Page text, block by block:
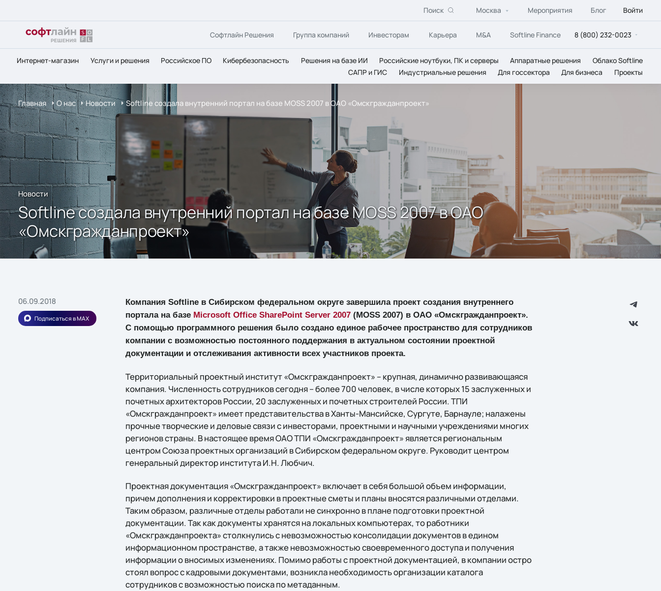
Поиск Москва Мероприятия Блог Войти
Софтлайн Решения Группа компаний Инвесторам Карьера M&A Softline Finance 8 (800) 232-0023
Интернет-магазин Услуги и решения Российское ПО Кибербезопасность Решения на базе ИИ Российские ноутбуки, ПК и серверы Аппаратные решения
Облако Softline
САПР и ГИС
Индустриальные решения Для госсектора Для бизнеса Проекты
Главная О нас Новости Softline создала внутренний портал на базе MOSS 2007 в ОАО «Омскгражданпроект»
Новости
Softline создала внутренний портал на базе MOSS 2007 в ОАО
«Омскгражданпроект»
06.09.2018
Подписаться в MAX
Компания Softline в Сибирском федеральном округе завершила проект создания внутреннего
портала на базе Microsoft Office SharePoint Server 2007(MOSS 2007) в ОАО «Омскгражданпроект».
С помощью программного решения было создано единое рабочее пространство для сотрудников
компании с возможностью постоянного поддержания в актуальном состоянии проектной
документации и отслеживания активности всех участников проекта.
Территориальный проектный институт «Омскгражданпроект» – крупная, динамично развивающаяся
компания. Численность сотрудников сегодня – более 700 человек, в числе которых 15 заслуженных и
почетных архитекторов России, 20 заслуженных и почетных строителей России. ТПИ
«Омскгражданпроект» имеет представительства в Ханты-Мансийске, Сургуте, Барнауле; налажены
прочные творческие и деловые связи с инвесторами, проектными и научными учреждениями многих
регионов страны. В настоящее время ОАО ТПИ «Омскгражданпроект» является региональным
центром Союза проектных организаций в Сибирском федеральном округе. Руководит центром
генеральный директор института И.Н. Любчич.
Проектная документация «Омскгражданпроект» включает в себя большой объем информации,
причем дополнения и корректировки в проектные сметы и планы вносятся различными отделами.
Таким образом, различные отделы работали не синхронно в плане подготовки проектной
документации. Так как документы хранятся на локальных компьютерах, то работники
«Омскгражданпроекта» столкнулись с невозможностью консолидации документов в едином
информационном пространстве, а также невозможностью своевременного доступа и получения
информации о вносимых изменениях. Помимо работы с проектной документацией, в компании остро
стоял вопрос с кадровыми документами, возникла необходимость организации каталога
сотрудников с возможностью поиска по метаданным.